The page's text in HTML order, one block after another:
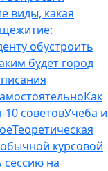
виды, какая
обустроить
будет город
Как
10 советовУчеба и
Теоретическая
курсовой
сессию на